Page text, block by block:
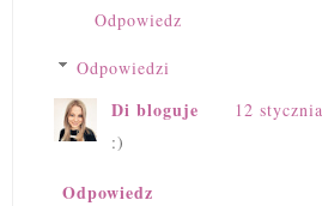
Odpowiedz
Odpowiedzi
Di bloguje
12
:)
Odpowiedz